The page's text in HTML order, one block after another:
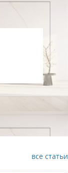
все статьи